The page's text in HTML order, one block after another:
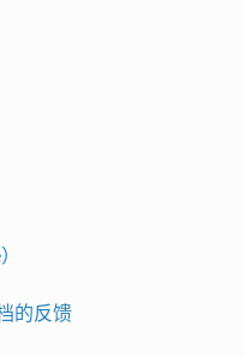
的反馈